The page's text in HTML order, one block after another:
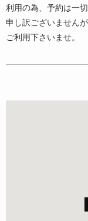
利用の為、予約は一
申し訳ございません
ご利用下さいませ。